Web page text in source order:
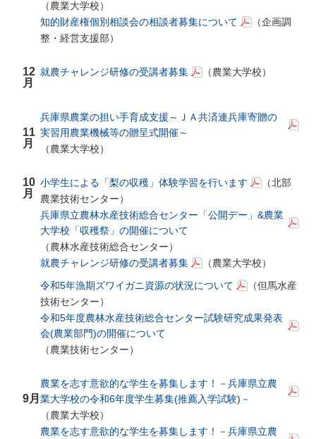
（農業大学校）
知的財産権個別相談会の相談者募集について
（企画調
整・経営支援部）
12
月
就農チャレンジ研修の受講者募集 （農業大学校）
11
月
兵庫県農業の担い手育成支援～ＪＡ共済連兵庫寄贈の
実習用農業機械等の贈呈式開催～
（農業大学校）
10
月
小学生による「梨の収穫」体験学習を行います
（北部
農業技術センター）
兵庫県立農林水産技術総合センター「公開デー」&農業
大学校「収穫祭」の開催について
（農林水産技術総合センター）
就農チャレンジ研修の受講者募集
（農業大学校）
令和5年漁期ズワイガニ資源の状況について
（但馬水産
技術センター）
令和5年度農林水産技術総合センター試験研究成果発表
会(農業部門)の開催について
（農業技術センター）
9月
農業を志す意欲的な学生を募集します！－兵庫県立農
業大学校の令和6年度学生募集(推薦入学試験)－
（農業大学校）
農業を志す意欲的な学生を募集します！－兵庫県立農